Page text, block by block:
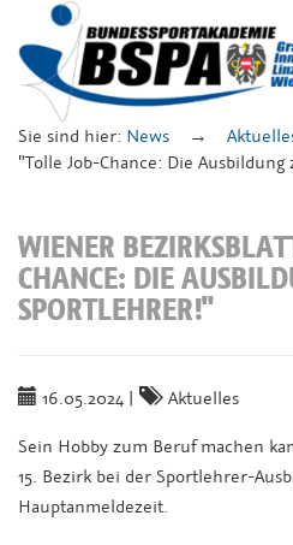
Sie sind hier: News
"Tolle Job-Chance: Die
WIENER
CHANCE: DIE
SPORTLEHRER!"
16.05.2024 | Aktuelles
Sein Hobby zum Beruf machen
15. Bezirk bei der Sportlehrer-
Hauptanmeldezeit.